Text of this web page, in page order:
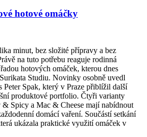
hotové omáčky
minut, bez složité přípravy a bez
na tuto potřebu reaguje rodinná
hotových omáček, kterou dnes
Studiu. Novinky osobně uvedl
Peter Spak, který v Praze přiblížil další
produktové portfolio. Čtyři varianty
Spicy a Mac & Cheese mají nabídnout
domácí vaření. Součástí setkání
ukázala praktické využití omáček v